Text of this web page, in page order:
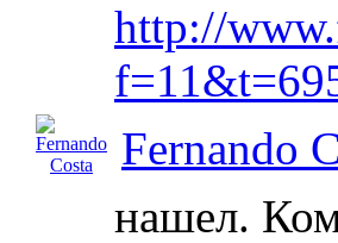
http://
Fernando
нашел.